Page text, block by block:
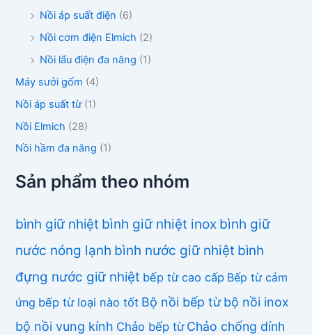
Nồi áp suất điện (6)
Nồi cơm điện Elmich (2)
Nồi lẩu điện đa năng (1)
Máy sưởi gốm (4)
Nồi áp suất từ (1)
Nồi Elmich (28)
Nồi hầm đa năng (1)
Sản phẩm theo nhóm
bình giữ nhiệt bình giữ nhiệt inox bình giữ
nước nóng lạnh bình nước giữ nhiệt bình
đựng nước giữ nhiệt bếp từ cao cấp Bếp từ cảm
ứng bếp từ loại nào tốt Bộ nồi bếp từ bộ nồi inox
bộ nồi vung kính Chảo bếp từ Chảo chống dính